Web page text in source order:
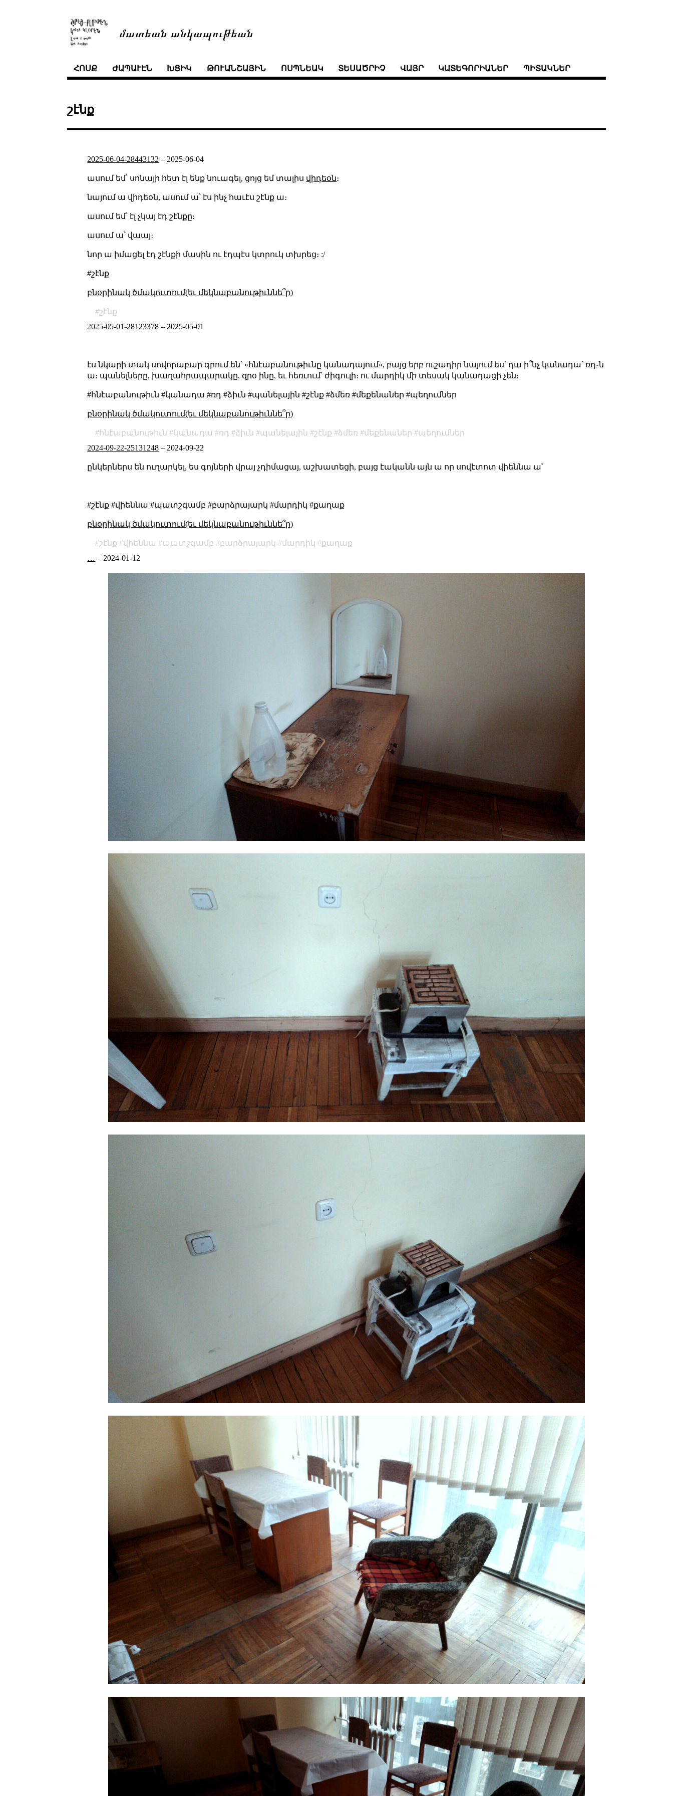
մատեան անկապութեան
ՀՈՍՔ ԺԱՊԱՒԷՆ ԽՑԻԿ ԹՈՒԱՆՇԱՅԻՆ ՈՍՊՆԵԱԿ ՏԵՍԱԾՐԻՉ ՎԱՅՐ ԿԱՏԵԳՈՐԻԱՆԵՐ ՊԻՏԱԿՆԵՐ
շէնք
2025-06-04-28443132 – 2025-06-04
ասում եմ՝ սոնայի հետ էլ ենք նուագել, ցոյց եմ տալիս վիդեօն։
նայում ա վիդեօն, ասում ա՝ էս ինչ հաւէս շէնք ա։
ասում եմ՝ էլ չկայ էդ շէնքը։
ասում ա՝ վաայ։
նոր ա իմացել էդ շէնքի մասին ու էդպէս կտրուկ տխրեց։ :/
#շէնք
բնօրինակ ծմակուտում(եւ մեկնաբանութիւննե՞ր)
շէնք
2025-05-01-28123378 – 2025-05-01
էս նկարի տակ սովորաբար գրում են՝ «հնէաբանութիւնը կանադայում», բայց երբ ուշադիր նայում ես՝ դա ի՞նչ կանադա՝ ռդ֊ն
ա։ պանելները, խաղահրապարակը, զրօ ինը, եւ հեռւում՝ ժիգուլի։ ու մարդիկ մի տեսակ կանադացի չեն։
#հնէաբանութիւն #կանադա #ռդ #ձիւն #պանելային #շէնք #ձմեռ #մեքենաներ #պեղումներ
բնօրինակ ծմակուտում(եւ մեկնաբանութիւննե՞ր)
հնէաբանութիւն կանադա ռդ ձիւն պանելային շէնք ձմեռ մեքենաներ
պեղումներ
2024-09-22-25131248 – 2024-09-22
ընկերներս են ուղարկել, ես գոյների վրայ չդիմացայ, աշխատեցի, բայց էականն այն ա որ սովէտոտ վիեննա ա՝
#շէնք #վիեննա #պատշգամբ #բարձրայարկ #մարդիկ #քաղաք
բնօրինակ ծմակուտում(եւ մեկնաբանութիւննե՞ր)
շէնք վիեննա պատշգամբ բարձրայարկ մարդիկ
քաղաք
… – 2024-01-12